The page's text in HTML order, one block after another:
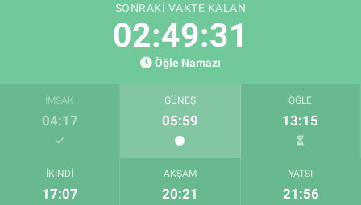
SONRAKI VAKTE KALAN
02:49:30
Öğle Namazı
İMSAK
04:17
GÜNEŞ
05:59
ÖĞLE
13:15
İKINDI
17:07
AKŞAM
20:21
YATSI
21:56